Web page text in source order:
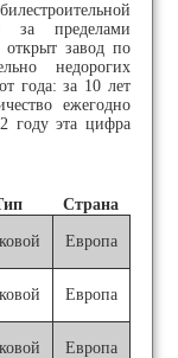
за пределами
завод по
недорогих
года: за 10 лет
ежегодно
году эта цифра
Страна
Европа
Европа
Европа